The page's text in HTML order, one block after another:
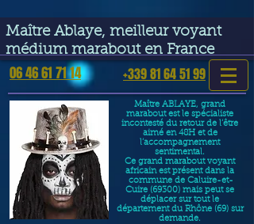
Maître Ablaye, meilleur voyant
médium marabout en France
06 46 61 71 14 +339 81 64 51 99
Maître ABLAYE, grand
marabout est le spécialiste
incontesté du retour de l’être
aimé en 48H et de
l’accompagnement
sentimental.
Ce grand marabout voyant
africain est présent dans la
commune de Caluire-et-
Cuire (69300) mais peut se
déplacer sur tout le
département du Rhône (69) sur
demande.